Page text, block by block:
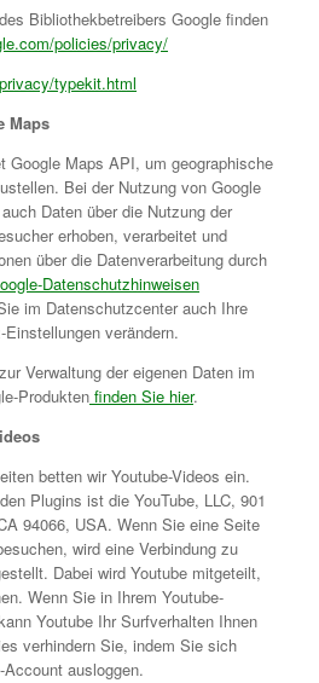
Bibliothekbetreibers Google finden
policies/privacy/
typekit.html
Maps
Google Maps API, um geographische
Bei der Nutzung von Google
Daten über die Nutzung der
erhoben, verarbeitet und
über die Datenverarbeitung durch
Datenschutzhinweisen
im Datenschutzcenter auch Ihre
verändern.
Verwaltung der eigenen Daten im
Produkten finden Sie hier.
betten wir Youtube-Videos ein.
Plugins ist die YouTube, LLC, 901
94066, USA. Wenn Sie eine Seite
wird eine Verbindung zu
Dabei wird Youtube mitgeteilt,
Wenn Sie in Ihrem Youtube-
Youtube Ihr Surfverhalten Ihnen
verhindern Sie, indem Sie sich
ausloggen.